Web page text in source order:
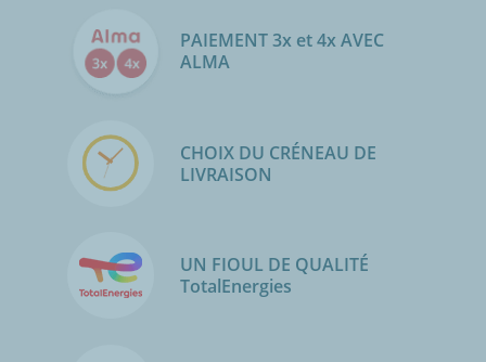
PAIEMENT 3x et 4x AVEC
ALMA
CHOIX DU CRÉNEAU DE
LIVRAISON
UN FIOUL DE QUALITÉ
TotalEnergies